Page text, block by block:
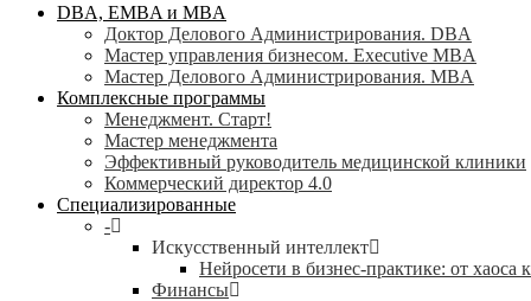
search
Menu
DBA, EMBA и MBA
Доктор Делового Администрирования. DBA
Мастер управления бизнесом. Executive MBA
Мастер Делового Администрирования. MBA
Комплексные программы
Менеджмент. Старт!
Мастер менеджмента
Эффективный руководитель медицинской клиники
Коммерческий директор 4.0
Специализированные
-
Искусственный интеллект
Нейросети в бизнес-практике: от хаоса
Финансы